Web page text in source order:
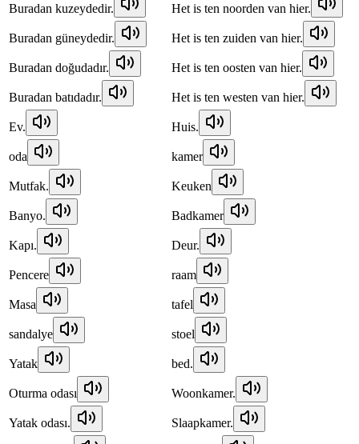
Buradan kuzeydedir. Het is ten noorden van hier.
Buradan güneydedir. Het is ten zuiden van hier.
Buradan doğudadır. Het is ten oosten van hier.
Buradan batıdadır. Het is ten westen van hier.
Ev. Huis.
oda kamer
Mutfak. Keuken
Banyo. Badkamer
Kapı. Deur.
Pencere raam
Masa tafel
sandalye stoel
Yatak bed.
Oturma odası Woonkamer.
Yatak odası. Slaapkamer.